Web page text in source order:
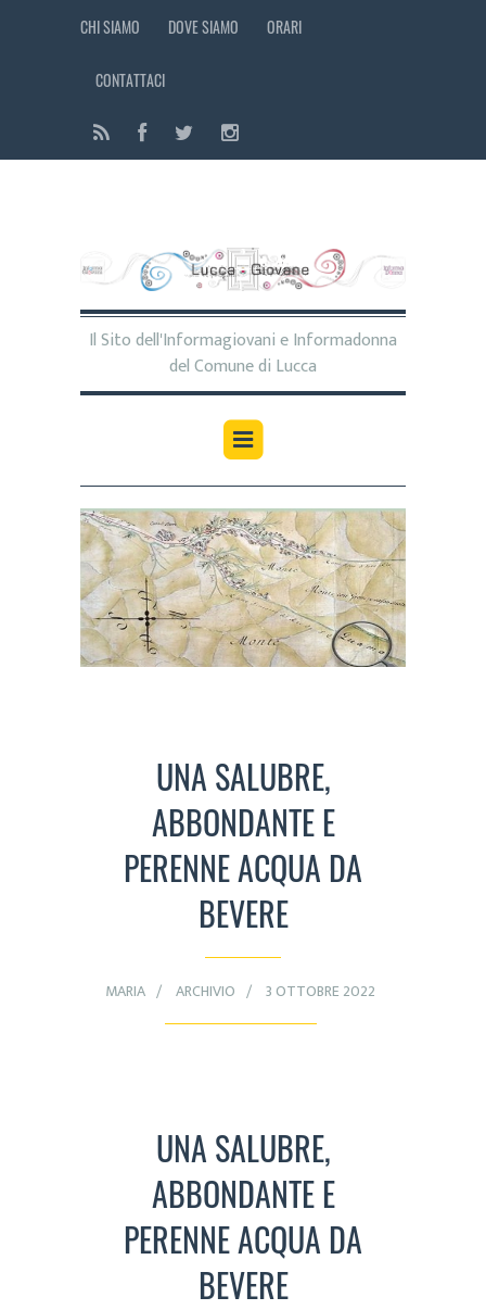
CHI SIAMO DOVE SIAMO ORARI
CONTATTACI
Il Sito dell'Informagiovani e Informadonna
del Comune di Lucca
UNA SALUBRE,
ABBONDANTE E
PERENNE ACQUA DA
BEVERE
MARIA ARCHIVIO 3 OTTOBRE 2022
UNA SALUBRE,
ABBONDANTE E
PERENNE ACQUA DA
BEVERE